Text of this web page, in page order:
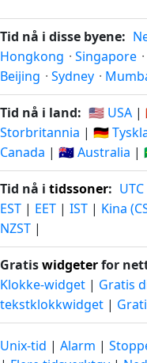
Tid nå i disse byene:
Hongkong · Singapore ·
Beijing · Sydney ·
Tid nå i land: 🇺🇸 USA |
Storbritannia | 🇩🇪
Canada | 🇦🇺 Australia |
Tid nå i tidssoner: UTC
EST | EET | IST | Kina
NZST |
Gratiswidgeterfor
Klokke-widget | Gratis
tekstklokkwidget |
Unix-tid | Alarm |